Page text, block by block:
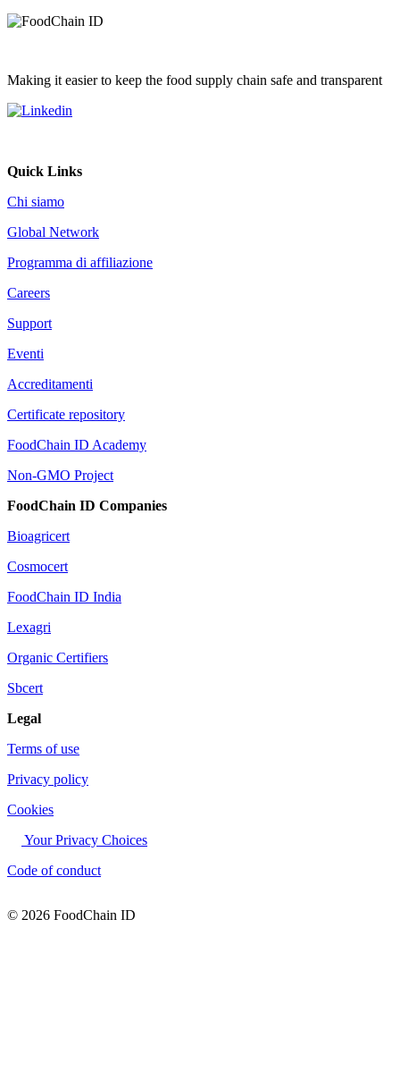
Making it easier to keep the food supply chain safe and transparent
Quick Links
Chi siamo
Global Network
Programma di affiliazione
Careers
Support
Eventi
Accreditamenti
Certificate repository
FoodChain ID Academy
Non-GMO Project
FoodChain ID Companies
Bioagricert
Cosmocert
FoodChain ID India
Lexagri
Organic Certifiers
Sbcert
Legal
Terms of use
Privacy policy
Cookies
Your Privacy Choices
Code of conduct
© 2026 FoodChain ID